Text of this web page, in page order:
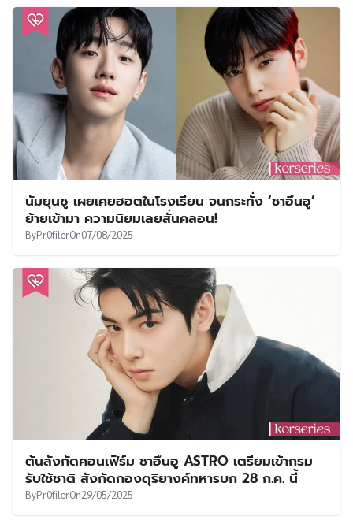
นัมยุนซู เผยเคยฮอตในโรงเรียน จนกระทั่ง ‘ชาอึนอู’
ย้ายเข้ามา ความนิยมเลยสั่นคลอน!
ByPr0filerOn07/08/2025
ต้นสังกัดคอนเฟิร์ม ชาอึนอู ASTRO เตรียมเข้ากรม
รับใช้ชาติ สังกัดกองดุริยางค์ทหารบก 28 ก.ค. นี้
ByPr0filerOn29/05/2025